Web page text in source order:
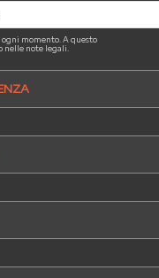
momento. A questo
nelle note legali.